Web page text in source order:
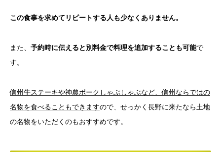
この食事を求めてリピートする人も少なくありません。
また、 予約時に伝えると別料金で料理を追加することも可能で
す。
信州牛ステーキや神農ポークしゃぶしゃぶなど、信州ならではの
名物を食べることもできますので、せっかく長野に来たなら土地
の名物をいただくのもおすすめです。